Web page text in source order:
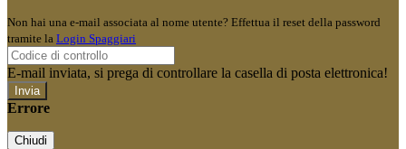
Non hai una e-mail associata al nome utente? Effettua il reset della password
tramite la Login Spaggiari
E-mail inviata, si prega di controllare la casella di posta elettronica!
Errore
Chiudi